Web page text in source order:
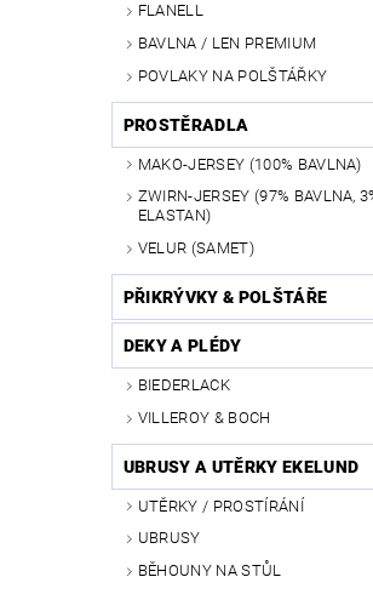
FLANELL
BAVLNA / LEN PREMIUM
POVLAKY NA POLŠTÁŘKY
PROSTĚRADLA
MAKO-JERSEY (100% BAVLNA)
ZWIRN-JERSEY (97% BAVLNA,
ELASTAN)
VELUR (SAMET)
PŘIKRÝVKY & POLŠTÁŘE
DEKY A PLÉDY
BIEDERLACK
VILLEROY & BOCH
UBRUSY A UTĚRKY EKELUND
UTĚRKY / PROSTÍRÁNÍ
UBRUSY
BĚHOUNY NA STŮL